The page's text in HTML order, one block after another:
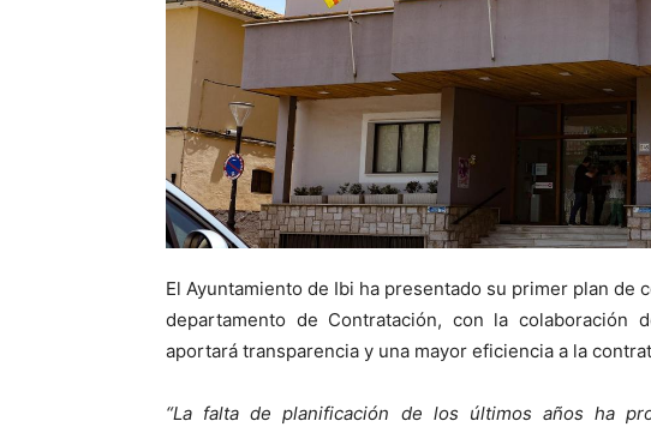
El Ayuntamiento de Ibi ha presentado su primer plan de
departamento de Contratación, con la colaboración
aportará transparencia y una mayor eficiencia a la
“La falta de planificación de los últimos años ha